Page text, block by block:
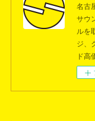
名古
サウ
ルを
ジ、
ド高